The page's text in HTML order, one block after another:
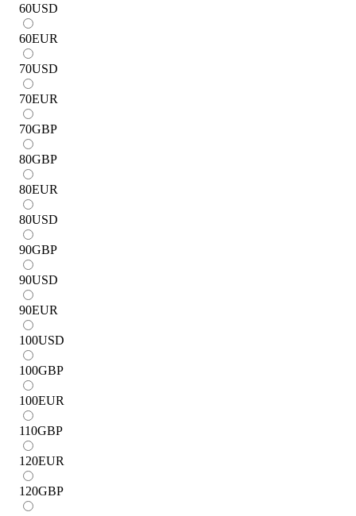
60USD
60EUR
70USD
70EUR
70GBP
80GBP
80EUR
80USD
90GBP
90USD
90EUR
100USD
100GBP
100EUR
110GBP
120EUR
120GBP